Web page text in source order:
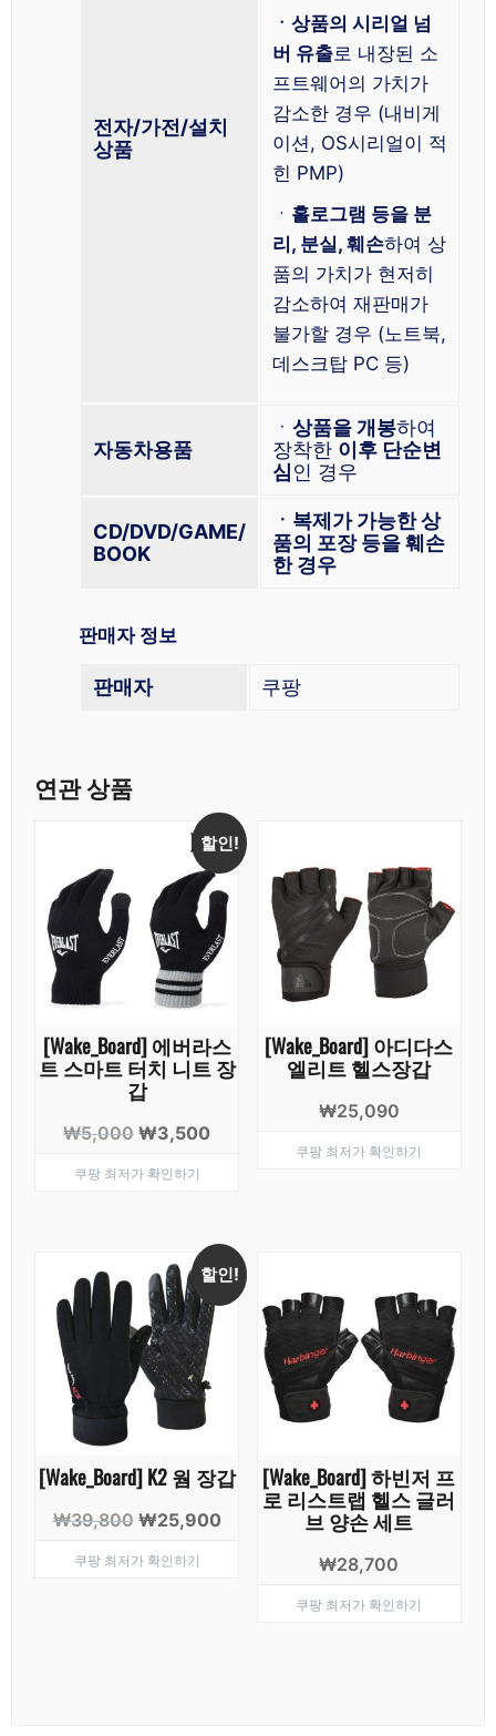
전자/가전/설치
상품
ㆍ상품의 시리얼 넘
버 유출로 내장된 소
프트웨어의 가치가
감소한 경우 (내비게
이션, OS시리얼이 적
힌 PMP)
ㆍ 홀로그램 등을 분
리, 분실, 훼손하여 상
품의 가치가 현저히
감소하여 재판매가
불가할 경우 (노트북,
데스크탑 PC 등)
자동차용품
ㆍ 상품을 개봉하여
장착한 이후 단순변
심인 경우
CD/DVD/GAME/
BOOK
ㆍ복제가 가능한 상
품의 포장 등을 훼손
한 경우
판매자 정보
판매자 쿠팡
연관 상품
할인!
[Wake_Board] 에버라스
트 스마트 터치 니트 장
갑
₩5,000 원
가
₩3,500
쿠팡 최저가 확인하기
[Wake_Board] 아디다스
엘리트 헬스장갑
₩25,090
쿠팡 최저가 확인하기
할인!
[Wake_Board] K2 웜 장갑
₩39,800 원
가
₩25,900현
₩25,900.
쿠팡 최저가 확인하기
[Wake_Board] 하빈저 프
로 리스트랩 헬스 글러
브 양손 세트
₩28,700
쿠팡 최저가 확인하기